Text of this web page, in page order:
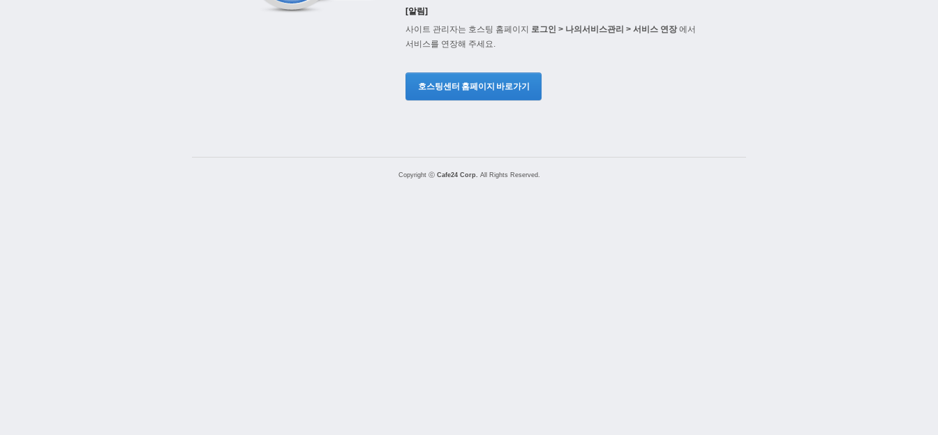
[알림]
사이트 관리자는 호스팅 홈페이지 로그인 > 나의서비스관리 > 서비스 연장에서
서비스를 연장해 주세요.
호스팅센터 홈페이지 바로가기
Copyright ⓒ Cafe24 Corp. All Rights Reserved.